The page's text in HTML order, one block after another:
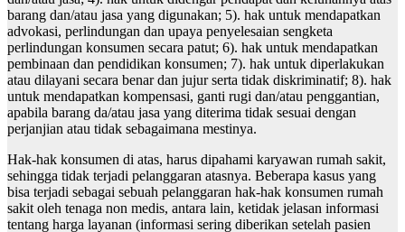
barang dan/atau jasa yang digunakan; 5). hak untuk mendapatkan
advokasi, perlindungan dan upaya penyelesaian sengketa
perlindungan konsumen secara patut; 6). hak untuk mendapatkan
pembinaan dan pendidikan konsumen; 7). hak untuk diperlakukan
atau dilayani secara benar dan jujur serta tidak diskriminatif; 8). hak
untuk mendapatkan kompensasi, ganti rugi dan/atau penggantian,
apabila barang da/atau jasa yang diterima tidak sesuai dengan
perjanjian atau tidak sebagaimana mestinya.
Hak-hak konsumen di atas, harus dipahami karyawan rumah sakit,
sehingga tidak terjadi pelanggaran atasnya. Beberapa kasus yang
bisa terjadi sebagai sebuah pelanggaran hak-hak konsumen rumah
sakit oleh tenaga non medis, antara lain, ketidak jelasan informasi
tentang harga layanan (informasi sering diberikan setelah pasien